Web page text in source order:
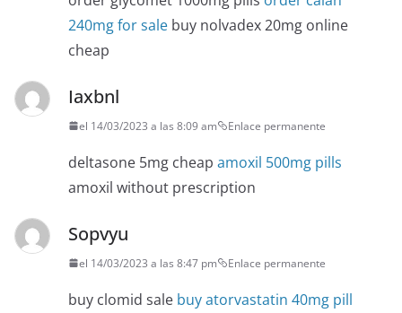
240mg for sale buy nolvadex 20mg online
cheap
Iaxbnl
el 14/03/2023 a las 8:09 am Enlace permanente
deltasone 5mg cheap amoxil 500mg pills
amoxil without prescription
Sopvyu
el 14/03/2023 a las 8:47 pm Enlace permanente
buy clomid sale buy atorvastatin 40mg pill